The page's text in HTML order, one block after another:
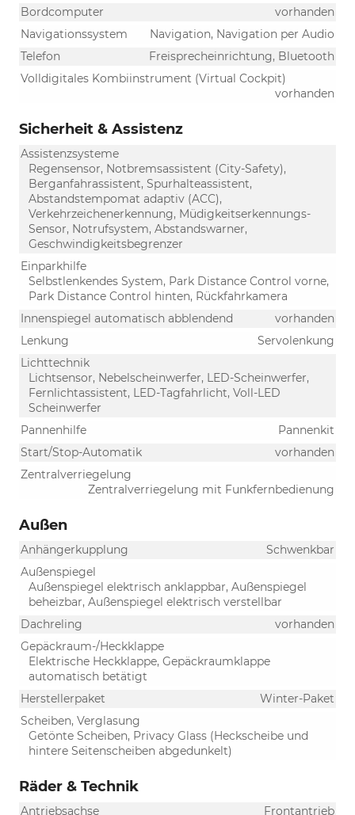
Bordcomputer
vorhanden
Navigationssystem
Navigation, Navigation per Audio
Telefon
Freisprecheinrichtung, Bluetooth
Volldigitales Kombiinstrument (Virtual Cockpit)
vorhanden
Sicherheit & Assistenz
Assistenzsysteme
Regensensor, Notbremsassistent (City-Safety),
Berganfahrassistent, Spurhalteassistent,
Abstandstempomat adaptiv (ACC),
Verkehrzeichenerkennung, Müdigkeitserkennungs-
Sensor, Notrufsystem, Abstandswarner,
Geschwindigkeitsbegrenzer
Einparkhilfe
Selbstlenkendes System, Park Distance Control vorne,
Park Distance Control hinten, Rückfahrkamera
Innenspiegel automatisch abblendend
vorhanden
Lenkung
Servolenkung
Lichttechnik
Lichtsensor, Nebelscheinwerfer, LED-Scheinwerfer,
Fernlichtassistent, LED-Tagfahrlicht, Voll-LED
Scheinwerfer
Pannenhilfe
Pannenkit
Start/Stop-Automatik
vorhanden
Zentralverriegelung
Zentralverriegelung mit Funkfernbedienung
Außen
Anhängerkupplung
Schwenkbar
Außenspiegel
Außenspiegel elektrisch anklappbar, Außenspiegel
beheizbar, Außenspiegel elektrisch verstellbar
Dachreling
vorhanden
Gepäckraum-/Heckklappe
Elektrische Heckklappe, Gepäckraumklappe
automatisch betätigt
Herstellerpaket
Winter-Paket
Scheiben, Verglasung
Getönte Scheiben, Privacy Glass (Heckscheibe und
hintere Seitenscheiben abgedunkelt)
Räder & Technik
Antriebsachse Frontantrieb